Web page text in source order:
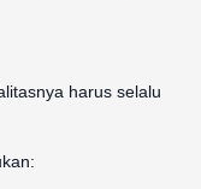
harus selalu